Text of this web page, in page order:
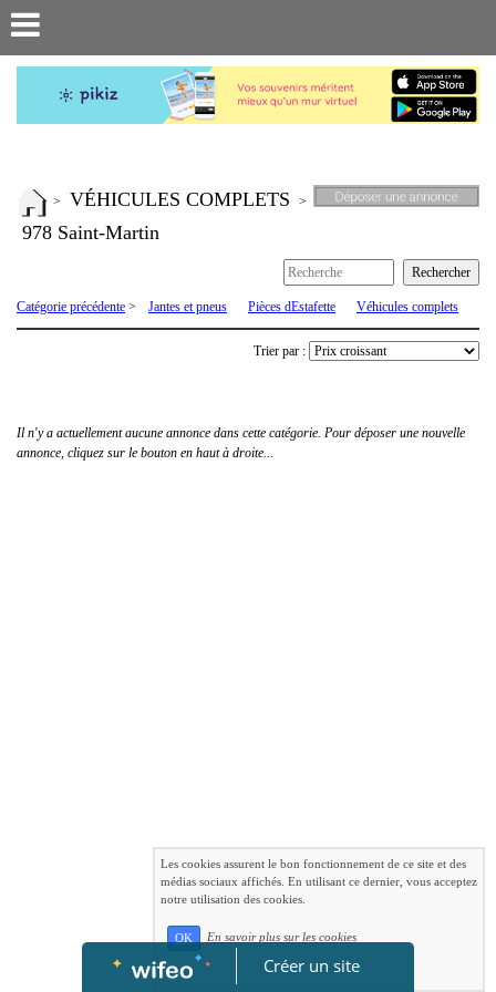
> VÉHICULES COMPLETS >
978 Saint-Martin
Catégorie précédente > Jantes et pneus Pièces dEstafette Véhicules complets
Trier par :
Il n'y a actuellement aucune annonce dans cette catégorie. Pour déposer une nouvelle
annonce, cliquez sur le bouton en haut à droite...
Créer un site
Les cookies assurent le bon fonctionnement de ce site et des
médias sociaux affichés. En utilisant ce dernier, vous acceptez
notre utilisation des cookies.
OK En savoir plus sur les cookies